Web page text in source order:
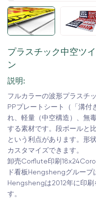
プラスチック中空ツ
ン
説明:
フルカラーの波形プラスチ
PPプレートシート（「溝付
れ、軽量（中空構造）、無
する素材です。段ボールと
という利点があります。形
カスタマイズできます。
卸売Corflute印刷
ド看板Hengshengグループ
Hengshengは2012年に印刷
す。